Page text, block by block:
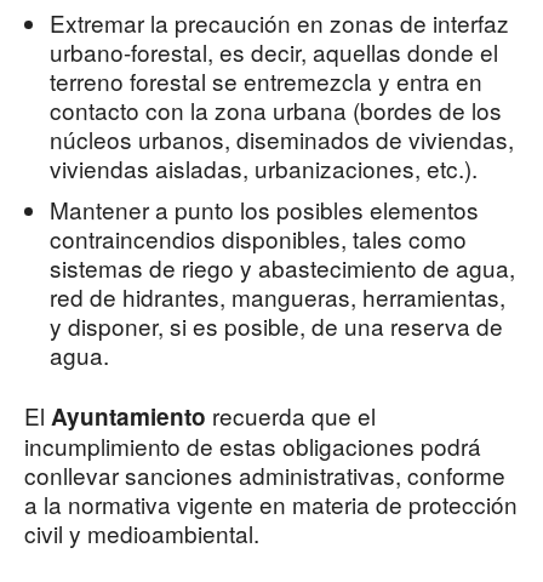
Extremar la precaución en zonas de interfaz
urbano-forestal, es decir, aquellas donde el
terreno forestal se entremezcla y entra en
contacto con la zona urbana (bordes de los
núcleos urbanos, diseminados de viviendas,
viviendas aisladas, urbanizaciones, etc.).
Mantener a punto los posibles elementos
contraincendios disponibles, tales como
sistemas de riego y abastecimiento de agua,
red de hidrantes, mangueras, herramientas,
y disponer, si es posible, de una reserva de
agua.
El Ayuntamiento recuerda que el
incumplimiento de estas obligaciones podrá
conllevar sanciones administrativas, conforme
a la normativa vigente en materia de protección
civil y medioambiental.